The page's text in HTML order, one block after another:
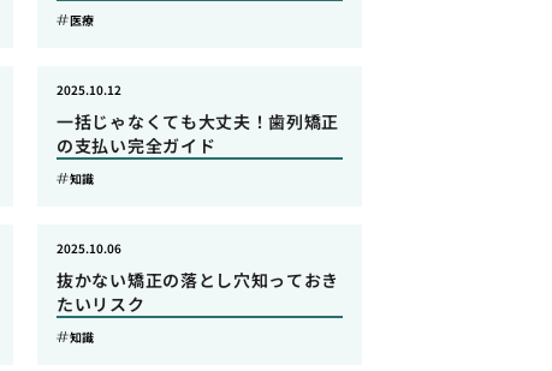
医療
一括じゃなくても大丈夫！歯列矯正
の支払い完全ガイド
2025.10.12
知識
抜かない矯正の落とし穴知っておき
たいリスク
2025.10.06
知識